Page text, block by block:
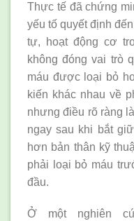
Thực tế đã chứng
yếu tố quyết định
tự, hoạt động cơ
không đóng vai trò
máu được loại bỏ
kiến khác nhau về
nhưng điều rõ ràng
ngay sau khi bắt
hơn bản thân kỹ
phải loại bỏ máu
đầu.
Ở một nghiên